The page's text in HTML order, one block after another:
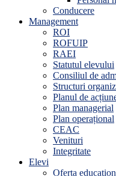
Conducere
Management
ROI
ROFUIP
RAEI
Statutul elevului
Consiliul de
Structuri
Planul de
Plan managerial
Plan operațional
CEAC
Venituri
Integritate
Elevi
Oferta